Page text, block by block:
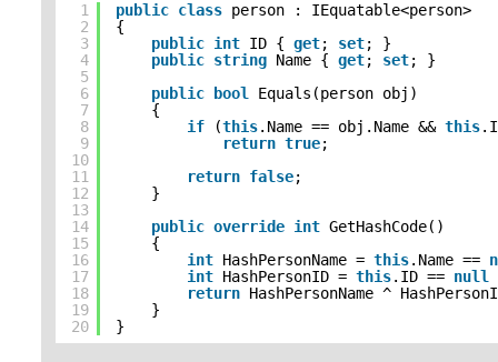
1
2
3
4
5
6
7
8
9
10
11
12
13
14
15
16
17
18
19
20
public class person : IEquatable<person>
{
public int ID { get; set; }
public string Name { get; set; }
public
bool Equals(person obj)
{
if
(this.Name == obj.Name && this
return true;
return false;
}
public override int GetHashCode()
{
int HashPersonName = this.Name ==
int HashPersonID = this.ID == null
return HashPersonName ^
}
}